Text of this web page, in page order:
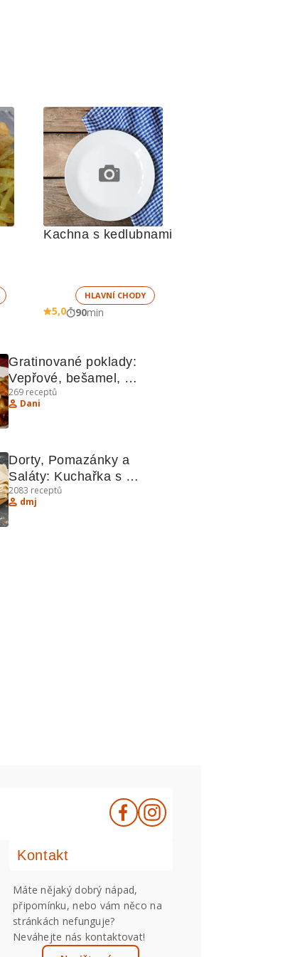
Kachna s kedlubnami
HLAVNÍ CHODY
5,0 90min
Gratinované poklady:
Vepřové, bešamel,
koláčky a další lahůdky
269 receptů
Dani
Dorty, Pomazánky a
Saláty: Kuchařka s
Kreativními Recepty
2083 receptů
dmj
Kontakt
Máte nějaký dobrý nápad,
připomínku, nebo vám něco na
stránkách nefunguje?
Neváhejte nás kontaktovat!